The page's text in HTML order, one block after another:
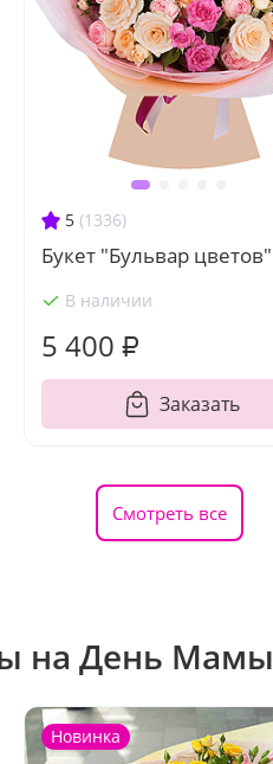
5 (1336)
Букет "Бульвар цветов"
В наличии
5 400 ₽
Заказать
Смотреть все
на День Мамы
Новинка